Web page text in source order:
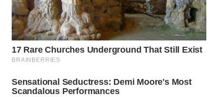
WN
SOLO
WN
BOROBUDUR
MADURA